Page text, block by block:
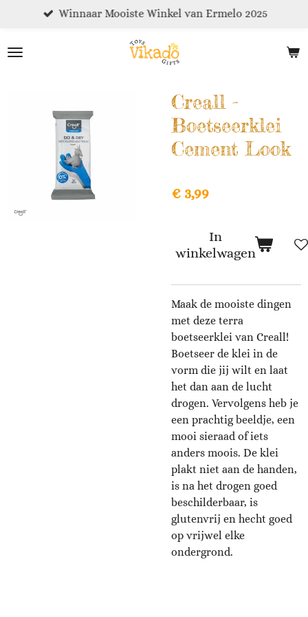
naar
Winnaar Mooiste Winkel van Ermelo 2025
Creall -
Boetseerklei
Cement Look
€ 3,99
In
winkelwagen
Maak de mooiste dingen
met deze terra
boetseerklei van Creall!
Boetseer de klei in de
vorm die jij wilt en laat
het dan aan de lucht
drogen. Vervolgens heb je
een prachtig beeldje, een
mooi sieraad of iets
anders moois. De klei
plakt niet aan de handen,
is na het drogen goed
beschilderbaar, is
glutenvrij en hecht goed
op vrijwel elke
ondergrond.